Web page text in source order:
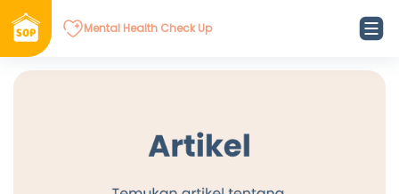
Mental Health Check Up